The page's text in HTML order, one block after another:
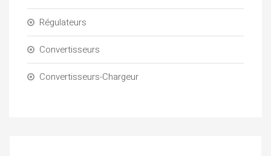
Régulateurs
Convertisseurs
Convertisseurs-Chargeur